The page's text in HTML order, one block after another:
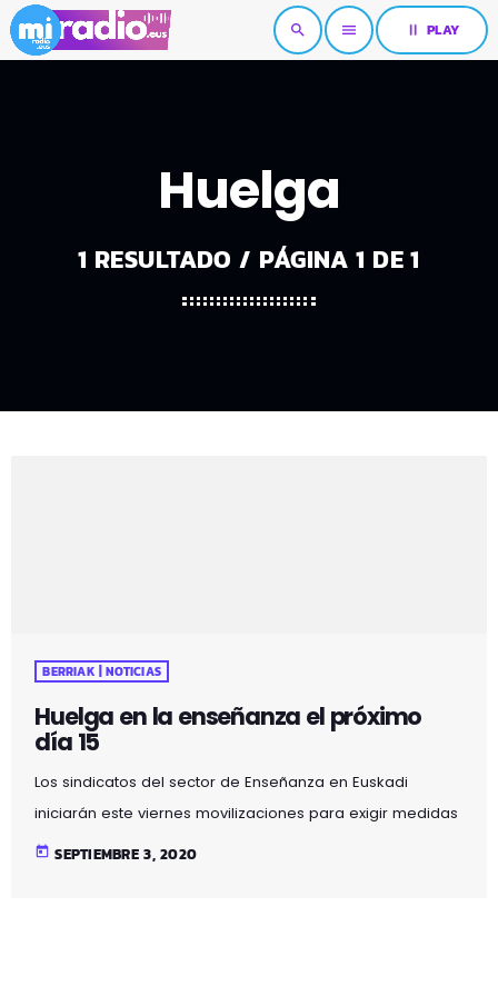
search menu pause PLAY
Huelga
1 RESULTADO / PÁGINA 1 DE 1
BERRIAK | NOTICIAS
Huelga en la enseñanza el próximo
día 15
Los sindicatos del sector de Enseñanza en Euskadi
iniciarán este viernes movilizaciones para exigir medidas
que garanticen un retorno a las aulas seguro, entre las
today SEPTIEMBRE 3, 2020